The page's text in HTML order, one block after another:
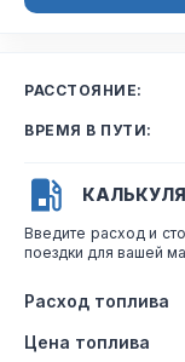
РАССТОЯНИЕ:
ВРЕМЯ В ПУТИ:
Введите расход и
поездки для вашей
Расход топлива
Цена топлива